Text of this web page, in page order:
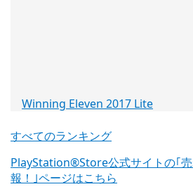
Winning Eleven 2017 Lite
ィ
すべてのランキング
PlayStation®Store公式サイトの｢
報！｣ページはこちら